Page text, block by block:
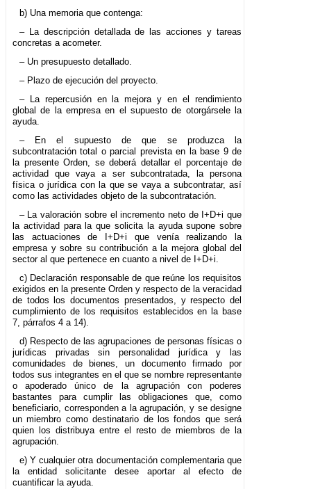
b) Una memoria que contenga:
– La descripción detallada de las acciones y tareas
concretas a acometer.
– Un presupuesto detallado.
– Plazo de ejecución del proyecto.
– La repercusión en la mejora y en el rendimiento
global de la empresa en el supuesto de otorgársele la
ayuda.
– En el supuesto de que se produzca la
subcontratación total o parcial prevista en la base 9 de
la presente Orden, se deberá detallar el porcentaje de
actividad que vaya a ser subcontratada, la persona
física o jurídica con la que se vaya a subcontratar, así
como las actividades objeto de la subcontratación.
– La valoración sobre el incremento neto de I+D+i que
la actividad para la que solicita la ayuda supone sobre
las actuaciones de I+D+i que venía realizando la
empresa y sobre su contribución a la mejora global del
sector al que pertenece en cuanto a nivel de I+D+i.
c) Declaración responsable de que reúne los requisitos
exigidos en la presente Orden y respecto de la veracidad
de todos los documentos presentados, y respecto del
cumplimiento de los requisitos establecidos en la base
7, párrafos 4 a 14).
d) Respecto de las agrupaciones de personas físicas o
jurídicas privadas sin personalidad jurídica y las
comunidades de bienes, un documento firmado por
todos sus integrantes en el que se nombre representante
o apoderado único de la agrupación con poderes
bastantes para cumplir las obligaciones que, como
beneficiario, corresponden a la agrupación, y se designe
un miembro como destinatario de los fondos que será
quien los distribuya entre el resto de miembros de la
agrupación.
e) Y cualquier otra documentación complementaria que
la entidad solicitante desee aportar al efecto de
cuantificar la ayuda.